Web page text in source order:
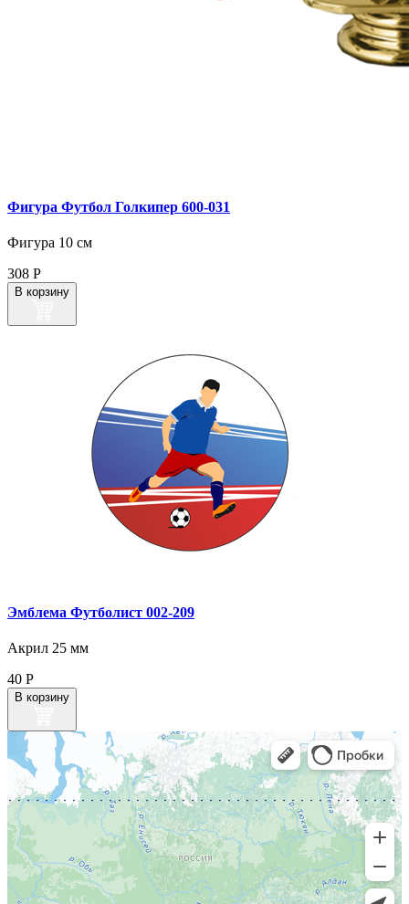
Фигура Футбол Голкипер 600‑031
Фигура 10 см
308 Р
В корзину
Эмблема Футболист 002‑209
Акрил 25 мм
40 Р
В корзину